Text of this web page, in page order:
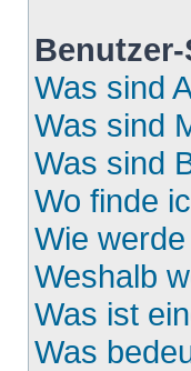
Was sind
Was sind
Was sind
Wo finde
Wie
Weshalb
Was ist
Was